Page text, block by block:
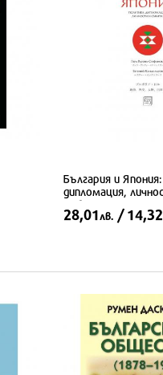
България и
дипломация, личности и
събития
28,01лв. / 14,32